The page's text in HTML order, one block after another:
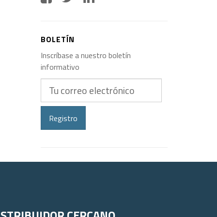
BOLETÍN
Inscríbase a nuestro boletín
informativo
correo
electrónico
Registro